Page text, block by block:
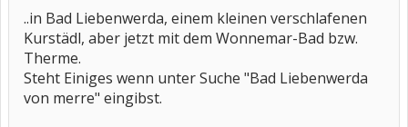
..in Bad Liebenwerda, einem kleinen verschlafenen
Kurstädl, aber jetzt mit dem Wonnemar-Bad bzw.
Therme.
Steht Einiges wenn unter Suche "Bad Liebenwerda
von merre" eingibst.